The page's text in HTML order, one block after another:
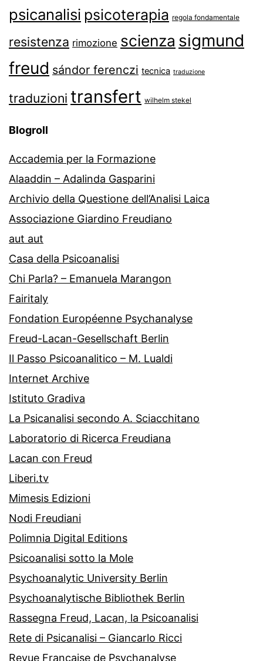
psicanalisi psicoterapia regola fondamentale
resistenza rimozione scienza sigmund
freud sándor ferenczi tecnica traduzione
traduzioni transfert wilhelm stekel
Blogroll
Accademia per la Formazione
Alaaddin – Adalinda Gasparini
Archivio della Questione dell’Analisi Laica
Associazione Giardino Freudiano
aut aut
Casa della Psicoanalisi
Chi Parla? – Emanuela Marangon
Fairitaly
Fondation Européenne Psychanalyse
Freud-Lacan-Gesellschaft Berlin
Il Passo Psicoanalitico – M. Lualdi
Internet Archive
Istituto Gradiva
La Psicanalisi secondo A. Sciacchitano
Laboratorio di Ricerca Freudiana
Lacan con Freud
Liberi.tv
Mimesis Edizioni
Nodi Freudiani
Polimnia Digital Editions
Psicoanalisi sotto la Mole
Psychoanalytic University Berlin
Psychoanalytische Bibliothek Berlin
Rassegna Freud, Lacan, la Psicoanalisi
Rete di Psicanalisi – Giancarlo Ricci
Revue Française de Psychanalyse